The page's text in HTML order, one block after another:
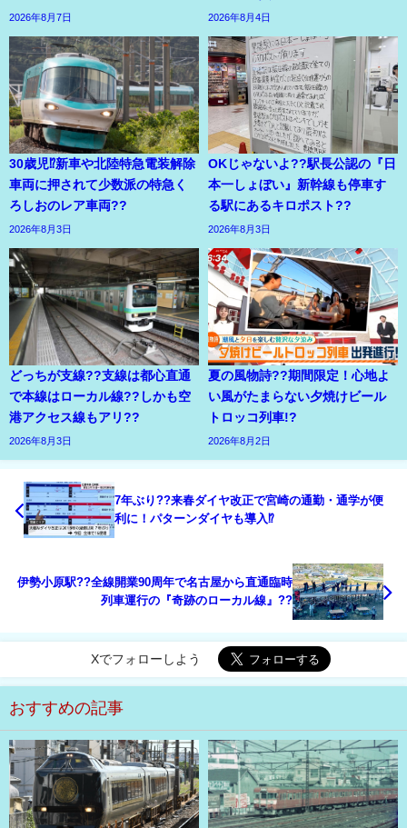
2026年8月7日 2026年8月4日
30歳児⁉新車や北陸特急電装解除
車両に押されて少数派の特急く
ろしおのレア車両??
2026年8月3日
OKじゃないよ??駅長公認の『日
本一しょぼい』新幹線も停車す
る駅にあるキロポスト??
2026年8月3日
どっちが支線??支線は都心直通
で本線はローカル線??しかも空
港アクセス線もアリ??
2026年8月3日
夏の風物詩??期間限定！心地よ
い風がたまらない夕焼けビール
トロッコ列車!?
2026年8月2日
7年ぶり??来春ダイヤ改正で宮崎の通勤・通学が便
利に！パターンダイヤも導入⁉
伊勢小原駅??全線開業90周年で名古屋から直通臨時
列車運行の『奇跡のローカル線』??
Xでフォローしよう
おすすめの記事